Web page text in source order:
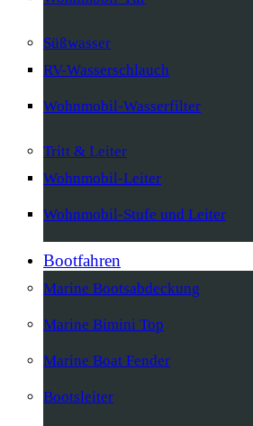
Süßwasser
RV-Wasserschlauch
Wohnmobil-Wasserfilter
Tritt & Leiter
Wohnmobil-Leiter
Wohnmobil-Stufe und Leiter
Bootfahren
Marine Bootsabdeckung
Marine Bimini Top
Marine Boat Fender
Bootsleiter